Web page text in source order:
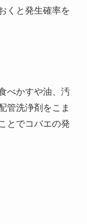
くと発生確率を
べかすや油、汚
管洗浄剤をこま
とでコバエの発